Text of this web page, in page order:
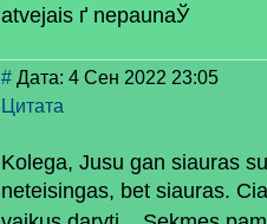
atvejais ґ neрaunaЎ
# Дата: 4 Сен 2022 23:05
Цитата
Kolega, Jusu gan siauras
neteisingas, bet siauras.